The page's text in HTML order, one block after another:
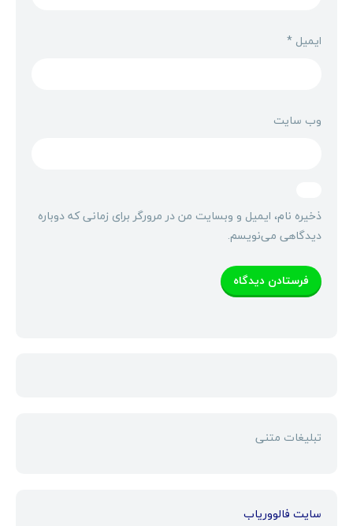
ایمیل *
وب‌ سایت
ذخیره نام، ایمیل و وبسایت من در مرورگر برای زمانی که دوباره
دیدگاهی می‌نویسم.
تبلیغات متنی
سایت فالووریاب